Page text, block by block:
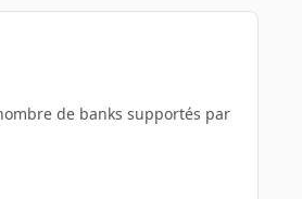
de banks supportés par